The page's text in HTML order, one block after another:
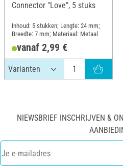
Connector "Love", 5 stuks
Inhoud: 5 stukken; Lengte: 24 mm;
Breedte: 7 mm; Materiaal: Metaal
vanaf 2,99 €
NIEWSBRIEF INSCHRIJVEN &